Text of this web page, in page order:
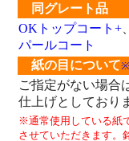
同グレート品
OKトップコート+
パールコート
紙の目について※
ご指定がない場合
仕上げとしており
※通常使用している紙
させていただきます。